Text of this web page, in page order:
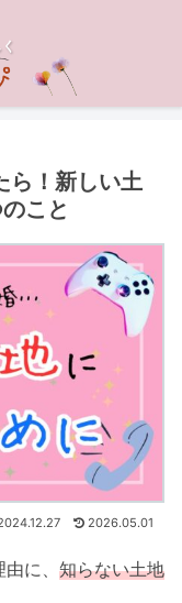
ら！新しい土
こと
2026.05.01
に、 知らない土地